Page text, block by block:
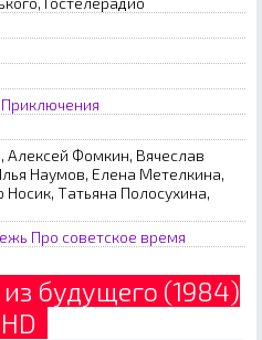
Приключения
Алексей Фомкин, Вячеслав
Наумов, Елена Метелкина,
Татьяна Полосухина,
Про советское время
из будущего (1984)